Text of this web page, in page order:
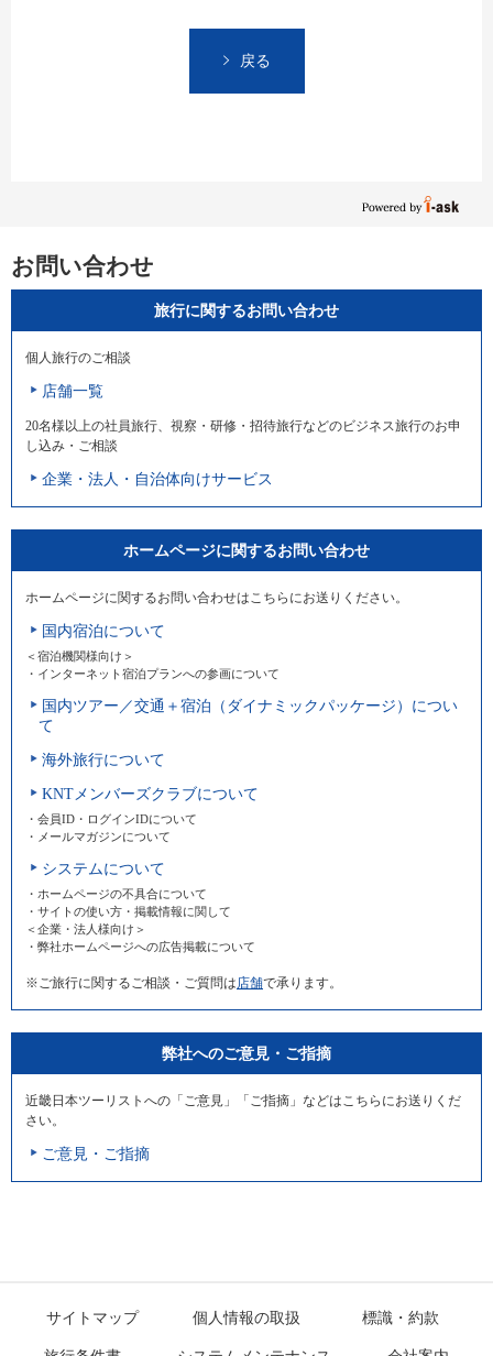
戻る
お問い合わせ
旅行に関するお問い合わせ
個人旅行のご相談
店舗一覧
20名様以上の社員旅行、視察・研修・招待旅行などのビジネス旅行のお申
し込み・ご相談
企業・法人・自治体向けサービス
ホームページに関するお問い合わせ
ホームページに関するお問い合わせはこちらにお送りください。
国内宿泊について
＜宿泊機関様向け＞
・インターネット宿泊プランへの参画について
国内ツアー／交通＋宿泊（ダイナミックパッケージ）につい
て
海外旅行について
KNTメンバーズクラブについて
・会員ID・ログインIDについて
・メールマガジンについて
システムについて
・ホームページの不具合について
・サイトの使い方・掲載情報に関して
＜企業・法人様向け＞
・弊社ホームページへの広告掲載について
※ご旅行に関するご相談・ご質問は 店舗で承ります。
弊社へのご意見・ご指摘
近畿日本ツーリストへの「ご意見」「ご指摘」などはこちらにお送りくだ
さい。
ご意見・ご指摘
サイトマップ 個人情報の取扱 標識・約款